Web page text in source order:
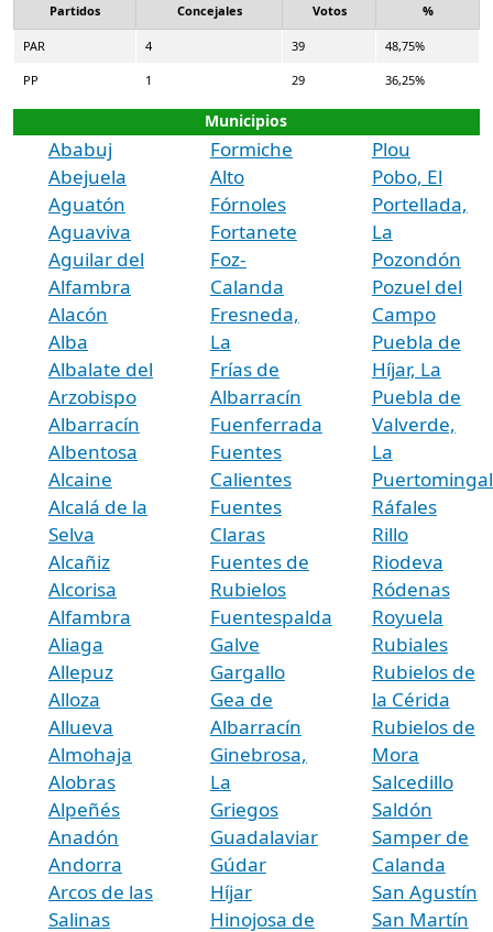
Partidos Concejales Votos %
PAR 4 39 48,75%
PP 1 29 36,25%
Municipios
Ababuj
Abejuela
Aguatón
Aguaviva
Aguilar del
Alfambra
Alacón
Alba
Albalate del
Arzobispo
Albarracín
Albentosa
Alcaine
Alcalá de la
Selva
Alcañiz
Alcorisa
Alfambra
Aliaga
Allepuz
Alloza
Allueva
Almohaja
Alobras
Alpeñés
Anadón
Andorra
Arcos de las
Salinas
Formiche
Alto
Fórnoles
Fortanete
Foz-
Calanda
Fresneda,
La
Frías de
Albarracín
Fuenferrada
Fuentes
Calientes
Fuentes
Claras
Fuentes de
Rubielos
Fuentespalda
Galve
Gargallo
Gea de
Albarracín
Ginebrosa,
La
Griegos
Guadalaviar
Gúdar
Híjar
Hinojosa de
Plou
Pobo, El
Portellada,
La
Pozondón
Pozuel del
Campo
Puebla de
Híjar, La
Puebla de
Valverde,
La
Ráfales
Rillo
Riodeva
Ródenas
Royuela
Rubiales
Rubielos de
la Cérida
Rubielos de
Mora
Salcedillo
Saldón
Samper de
Calanda
San Agustín
San Martín